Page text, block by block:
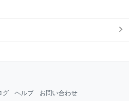
グ ヘルプ お問い合わせ